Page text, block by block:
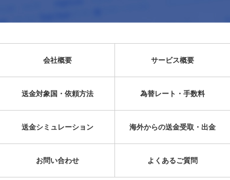
会社概要 サービス概要
送金対象国・依頼方法 為替レート・手数料
送金シミュレーション 海外からの送金受取・出金
お問い合わせ よくあるご質問